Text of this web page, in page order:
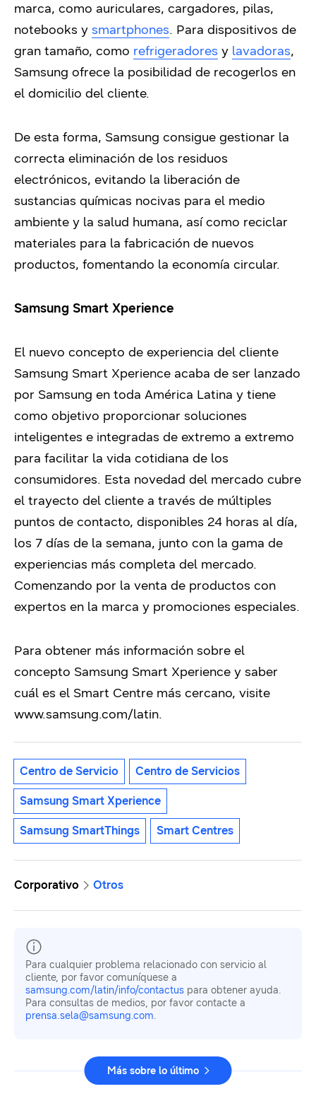
marca, como auriculares, cargadores, pilas,
notebooks y smartphones. Para dispositivos de
gran tamaño, como refrigeradores y lavadoras,
Samsung ofrece la posibilidad de recogerlos en
el domicilio del cliente.
De esta forma, Samsung consigue gestionar la
correcta eliminación de los residuos
electrónicos, evitando la liberación de
sustancias químicas nocivas para el medio
ambiente y la salud humana, así como reciclar
materiales para la fabricación de nuevos
productos, fomentando la economía circular.
Samsung Smart Xperience
El nuevo concepto de experiencia del cliente
Samsung Smart Xperience acaba de ser lanzado
por Samsung en toda América Latina y tiene
como objetivo proporcionar soluciones
inteligentes e integradas de extremo a extremo
para facilitar la vida cotidiana de los
consumidores. Esta novedad del mercado cubre
el trayecto del cliente a través de múltiples
puntos de contacto, disponibles 24 horas al día,
los 7 días de la semana, junto con la gama de
experiencias más completa del mercado.
Comenzando por la venta de productos con
expertos en la marca y promociones especiales.
Para obtener más información sobre el
concepto Samsung Smart Xperience y saber
cuál es el Smart Centre más cercano, visite
www.samsung.com/latin.
Centro de Servicio Centro de Servicios
Samsung Smart Xperience
Samsung SmartThings Smart Centres
Corporativo Otros
Para cualquier problema relacionado con servicio al
cliente, por favor comuníquese a
samsung.com/latin/info/contactus para obtener ayuda.
Para consultas de medios, por favor contacte a
prensa.sela@samsung.com.
Más sobre lo último